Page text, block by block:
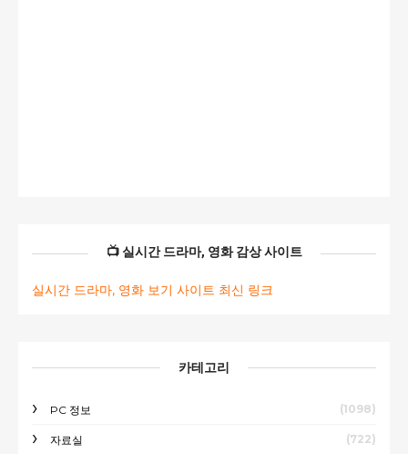
📺 실시간 드라마, 영화 감상 사이트
실시간 드라마, 영화 보기 사이트 최신 링크
카테고리
PC 정보 (1098)
자료실 (722)